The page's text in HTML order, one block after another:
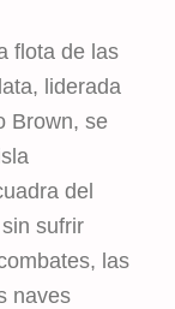
flota de las
liderada
Brown, se
del
sufrir
las
naves